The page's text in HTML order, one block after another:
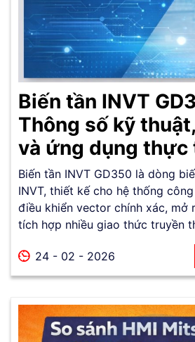
Biến tần INVT
Thông số kỹ
và ứng dụng thực
Biến tần INVT GD350 là dòng
INVT, thiết kế cho hệ thống
điều khiển vector chính xác, mở
tích hợp nhiều giao thức truyền
24 - 02 - 2026